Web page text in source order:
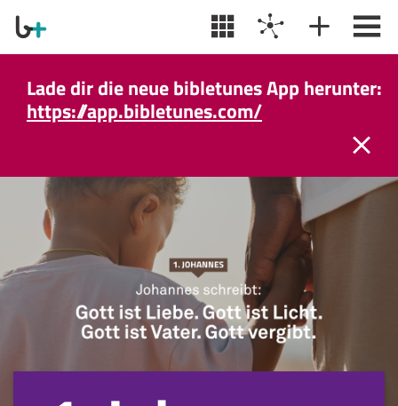
Lade dir die neue bibletunes App herunter:
https://app.bibletunes.com/